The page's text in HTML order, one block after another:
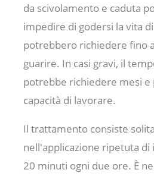
da scivolamento e caduta
impedire di godersi la vita
potrebbero richiedere fino
guarire. In casi gravi, il
potrebbe richiedere mesi e
capacità di lavorare.
Il trattamento consiste
nell'applicazione ripetuta di
20 minuti ogni due ore. È